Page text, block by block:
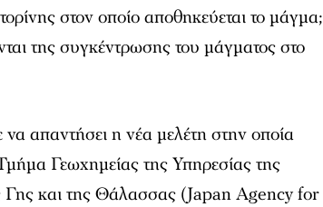
στον οποίο αποθηκεύεται το μάγμα;
της συγκέντρωσης του μάγματος στο
απαντήσει η νέα μελέτη στην οποία
Γεωχημείας της Υπηρεσίας της
Γης και της Θάλασσας (Japan Agency for